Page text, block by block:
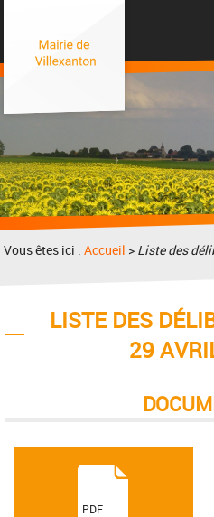
Vous êtes ici :Accueil > Liste des
LISTE DES
29
(PDF